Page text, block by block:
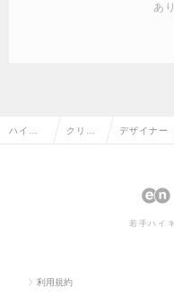
あ
ハイク クリエ デザイナー
ア・工業）
若手ハイ
利用規約